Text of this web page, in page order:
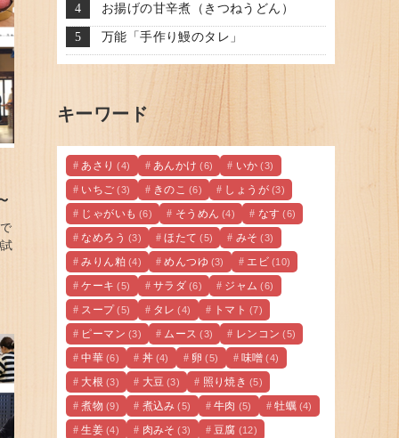
お揚げの甘辛煮（きつねうどん）
万能「手作り鰻のタレ」
キーワード
あさり (4) あんかけ (6) いか (3)
いちご (3) きのこ (6) しょうが (3)
じゃがいも (6) そうめん (4) なす (6)
なめろう (3) ほたて (5) みそ (3)
みりん粕 (4) めんつゆ (3) エビ (10)
ケーキ (5) サラダ (6) ジャム (6)
スープ (5) タレ (4) トマト (7)
ピーマン (3) ムース (3) レンコン (5)
中華 (6) 丼 (4) 卵 (5) 味噌 (4)
大根 (3) 大豆 (3) 照り焼き (5)
煮物 (9) 煮込み (5) 牛肉 (5) 牡蠣 (4)
生姜 (4) 肉みそ (3) 豆腐 (12)